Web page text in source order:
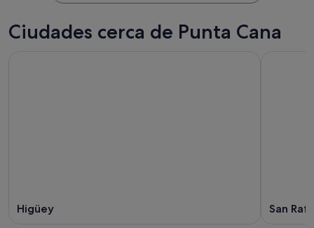
Ciudades cerca de Punta Cana
Higüey San